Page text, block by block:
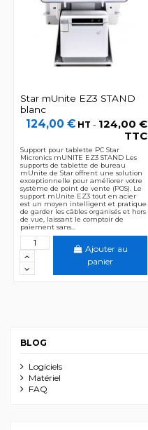
Star mUnite EZ3 STAND
blanc
124,00 € HT - 124,00 €
TTC
Support pour tablette PC Star
Micronics mUNITE EZ3 STAND Les
supports de tablette de bureau
mUnite de Star offrent une solution
exceptionnelle pour améliorer votre
système de point de vente (POS). Le
support mUnite EZ3 tout en acier
est un moyen intelligent et pratique
de garder les câbles organisés et hors
de vue, laissant le comptoir de
paiement sans...
Ajouter au
panier
BLOG
Logiciels
Matériel
FAQ